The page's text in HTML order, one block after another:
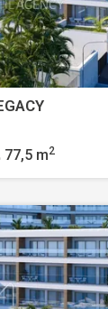
77,5 m2